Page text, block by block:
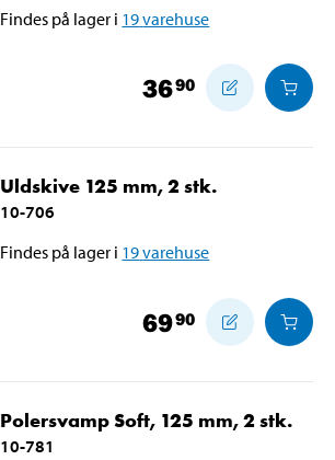
Findes på lager i 19varehuse
3690
Uldskive 125 mm, 2 stk.
10-706
Findes på lager i 19varehuse
6990
Polersvamp Soft, 125 mm, 2 stk.
10-781